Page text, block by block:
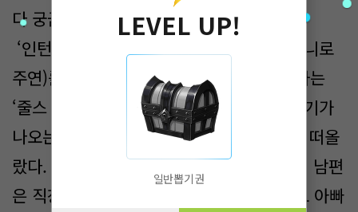
다 궁금해.’
‘인턴’이라는 영화(앤 해서웨이, 로버트 드 니로
주연)를 보면 30대 여성으로 CEO의 삶을 사는
‘줄스 오스틴’이란 이름을 가진 여자의 이야기가
나오는데 그녀의 남편이 전업주부였던 것이 떠올
랐다. 밤낮없이 일하는 그녀 때문에 그녀의 남편
은 직장을 관두고 유치원생 여자아이의 보모 아빠
LEVEL UP!
일반뽑기권